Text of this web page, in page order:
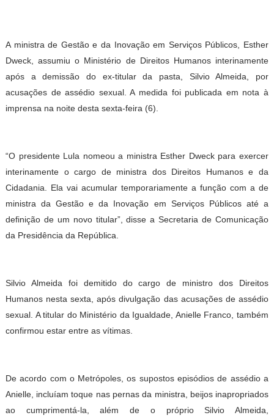
A ministra de Gestão e da Inovação em Serviços Públicos, Esther
Dweck, assumiu o Ministério de Direitos Humanos interinamente
após a demissão do ex-titular da pasta, Silvio Almeida, por
acusações de assédio sexual. A medida foi publicada em nota à
imprensa na noite desta sexta-feira (6).
“O presidente Lula nomeou a ministra Esther Dweck para exercer
interinamente o cargo de ministra dos Direitos Humanos e da
Cidadania. Ela vai acumular temporariamente a função com a de
ministra da Gestão e da Inovação em Serviços Públicos até a
definição de um novo titular”, disse a Secretaria de Comunicação
da Presidência da República.
Silvio Almeida foi demitido do cargo de ministro dos Direitos
Humanos nesta sexta, após divulgação das acusações de assédio
sexual. A titular do Ministério da Igualdade, Anielle Franco, também
confirmou estar entre as vítimas.
De acordo com o Metrópoles, os supostos episódios de assédio a
Anielle, incluíam toque nas pernas da ministra, beijos inapropriados
ao cumprimentá-la, além de o próprio Silvio Almeida,